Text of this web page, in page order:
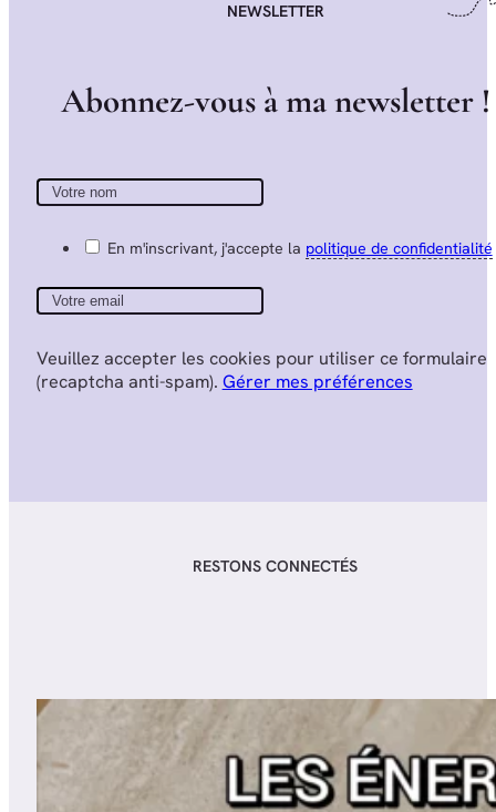
NEWSLETTER
Abonnez-vous àmanewsletter !
En m'inscrivant, j'accepte la politique de confidentialité
Veuillez accepter les cookies pour utiliser ce formulaire
(recaptcha anti-spam). Gérer mes préférences
RESTONS CONNECTÉS